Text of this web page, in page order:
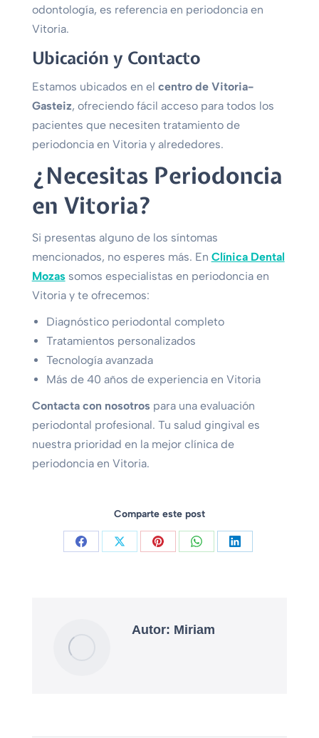
odontología, es referencia en periodoncia en
Vitoria.
Ubicación y Contacto
Estamos ubicados en el centro de Vitoria-
Gasteiz, ofreciendo fácil acceso para todos los
pacientes que necesiten tratamiento de
periodoncia en Vitoria y alrededores.
¿Necesitas Periodoncia
en Vitoria?
Si presentas alguno de los síntomas
mencionados, no esperes más. En Clínica Dental
Mozassomos especialistas en periodoncia en
Vitoria y te ofrecemos:
Diagnóstico periodontal completo
Tratamientos personalizados
Tecnología avanzada
Más de 40 años de experiencia en Vitoria
Contacta con nosotrospara una evaluación
periodontal profesional. Tu salud gingival es
nuestra prioridad en la mejor clínica de
periodoncia en Vitoria.
Comparte este post
Autor: Miriam